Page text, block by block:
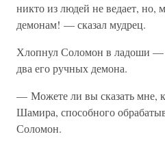
никто из людей не ведает, но,
демонам! — сказал мудрец.
Хлопнул Соломон в ладоши —
два его ручных демона.
— Можете ли вы сказать мне,
Шамира, способного
Соломон.